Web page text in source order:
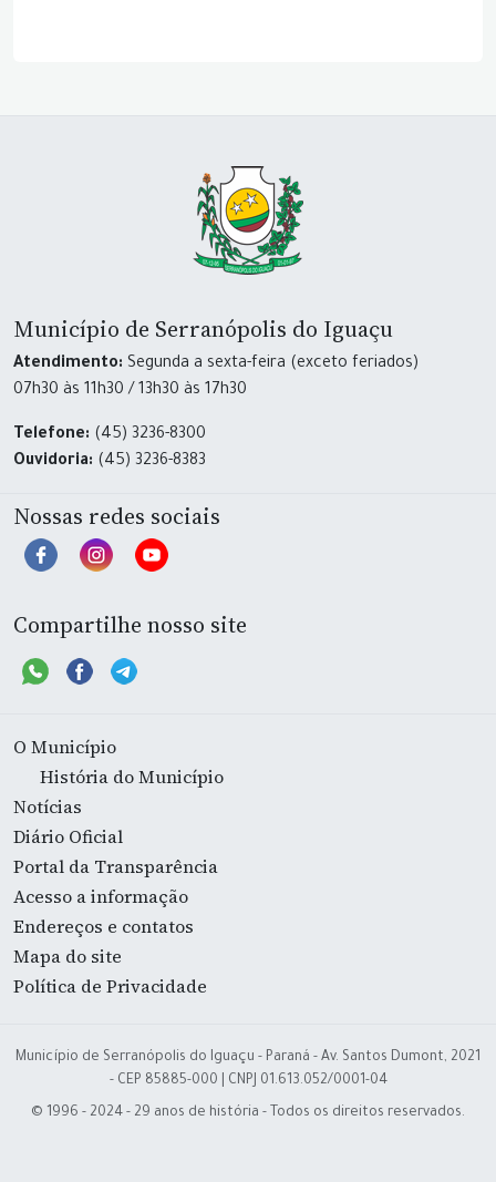
Município de Serranópolis do Iguaçu
Atendimento: Segunda a sexta-feira (exceto feriados)
07h30 às 11h30 / 13h30 às 17h30
Telefone: (45) 3236-8300
Ouvidoria: (45) 3236-8383
Nossas redes sociais
Compartilhe nosso site
O Município
História do Município
Notícias
Diário Oficial
Portal da Transparência
Acesso a informação
Endereços e contatos
Mapa do site
Política de Privacidade
Município de Serranópolis do Iguaçu - Paraná - Av. Santos Dumont, 2021
- CEP 85885-000 | CNPJ 01.613.052/0001-04
© 1996 - 2024 - 29 anos de história - Todos os direitos reservados.